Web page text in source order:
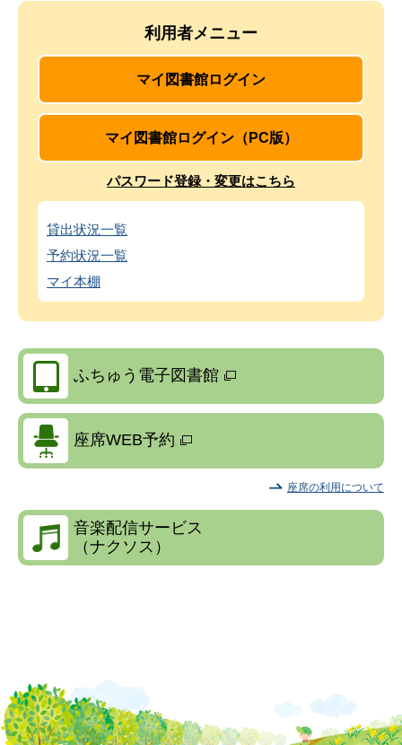
利用者メニュー
マイ図書館ログイン
マイ図書館ログイン（PC版）
パスワード登録・変更はこちら
貸出状況一覧
予約状況一覧
マイ本棚
ふちゅう電子図書館
座席WEB予約
座席の利用について
音楽配信サービス
（ナクソス）